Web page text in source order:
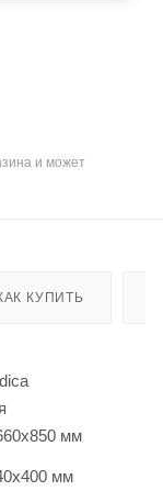
и может
КУПИТЬ
мм
мм